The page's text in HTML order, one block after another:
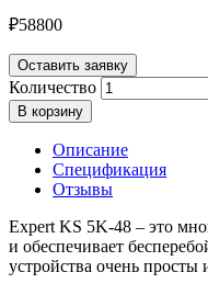
₽58800
Оставить заявку
Количество
В корзину
Описание
Спецификация
Отзывы
Expert KS 5K-48 – это
и обеспечивает
устройства очень просты